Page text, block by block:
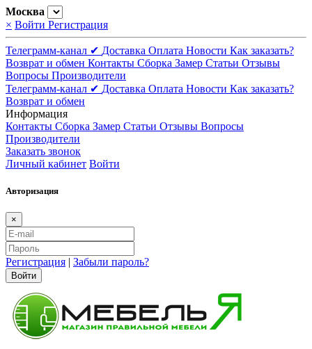
Москва
× Войти Регистрация
Телеграмм-канал ✔ Доставка Оплата Новости Как заказать?
Возврат и обмен Контакты Сборка Замер Статьи Отзывы
Вопросы Производители
Телеграмм-канал ✔ Доставка Оплата Новости Как заказать?
Возврат и обмен
Информация
Контакты Сборка Замер Статьи Отзывы Вопросы
Производители
Заказать звонок
Личный кабинет Войти
Авторизация
×
Регистрация | Забыли пароль?
Войти